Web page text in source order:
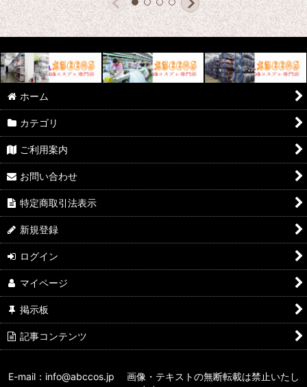
ホーム
カテゴリ
ご利用案内
お問い合わせ
特定商取引法表示
新規登録
ログイン
マイページ
掲示板
記事コンテンツ
E-mail：info@abccos.jp 画像・テキストの無断転載は禁止いたし